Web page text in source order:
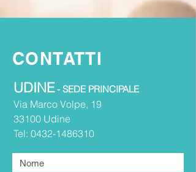
CONTATTI
UDINE - SEDE PRINCIPALE
Via Marco Volpe, 19
33100 Udine​
Tel: 0432-1486310